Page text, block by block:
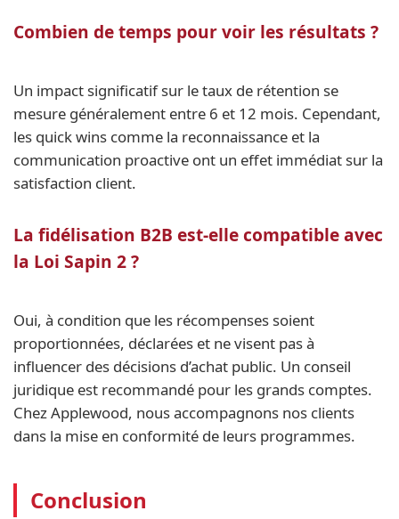
Combien de temps pour voir les résultats ?
Un impact significatif sur le taux de rétention se
mesure généralement entre 6 et 12 mois. Cependant,
les quick wins comme la reconnaissance et la
communication proactive ont un effet immédiat sur la
satisfaction client.
La fidélisation B2B est-elle compatible avec
la Loi Sapin 2 ?
Oui, à condition que les récompenses soient
proportionnées, déclarées et ne visent pas à
influencer des décisions d’achat public. Un conseil
juridique est recommandé pour les grands comptes.
Chez Applewood, nous accompagnons nos clients
dans la mise en conformité de leurs programmes.
Conclusion